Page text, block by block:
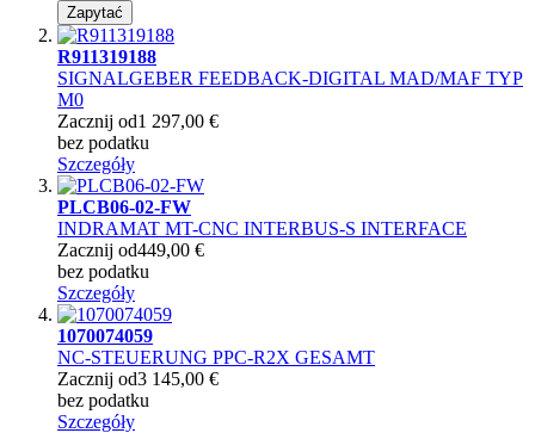
Zapytać
R911319188
SIGNALGEBER FEEDBACK-DIGITAL MAD/MAF TYP
M0
Zacznij od1 297,00 €
bez podatku
Szczegóły
PLCB06-02-FW
INDRAMAT MT-CNC INTERBUS-S INTERFACE
Zacznij od449,00 €
bez podatku
Szczegóły
1070074059
NC-STEUERUNG PPC-R2X GESAMT
Zacznij od3 145,00 €
bez podatku
Szczegóły